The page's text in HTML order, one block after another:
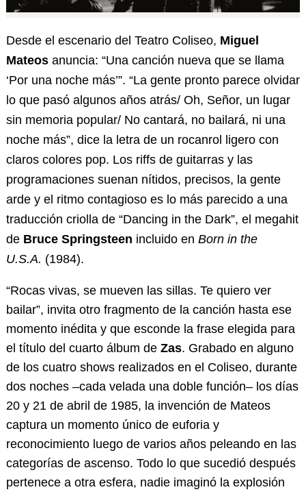
Desde el escenario del Teatro Coliseo, Miguel
Mateos anuncia: “Una canción nueva que se llama
‘Por una noche más’”. “La gente pronto parece olvidar
lo que pasó algunos años atrás/ Oh, Señor, un lugar
sin memoria popular/ No cantará, no bailará, ni una
noche más”, dice la letra de un rocanrol ligero con
claros colores pop. Los riffs de guitarras y las
programaciones suenan nítidos, precisos, la gente
arde y el ritmo contagioso es lo más parecido a una
traducción criolla de “Dancing in the Dark”, el megahit
de Bruce Springsteen incluido en Born in the
U.S.A. (1984).
“Rocas vivas, se mueven las sillas. Te quiero ver
bailar”, invita otro fragmento de la canción hasta ese
momento inédita y que esconde la frase elegida para
el título del cuarto álbum de Zas. Grabado en alguno
de los cuatro shows realizados en el Coliseo, durante
dos noches –cada velada una doble función– los días
20 y 21 de abril de 1985, la invención de Mateos
captura un momento único de euforia y
reconocimiento luego de varios años peleando en las
categorías de ascenso. Todo lo que sucedió después
pertenece a otra esfera, nadie imaginó la explosión